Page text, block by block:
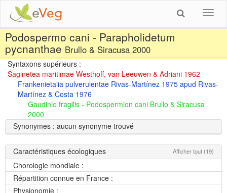
Podospermo cani - Parapholidetum
pycnanthae Brullo & Siracusa 2000
Syntaxons supérieurs :
Saginetea maritimae Westhoff, van Leeuwen & Adriani 1962
Frankenietalia pulverulentae Rivas-Martínez 1975 apud Rivas-
Martínez & Costa 1976
Gaudinio fragilis - Podospermion cani Brullo & Siracusa
2000
Synonymes : aucun synonyme trouvé
Caractéristiques écologiques Afficher tout (19)
Chorologie mondiale :
Répartition connue en France :
Physionomie :